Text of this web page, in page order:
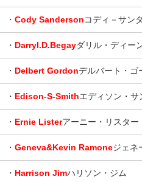
・ Cody Sandersonコディ－サン
・ Darryl.D.Begayダリル・ディー
・ Delbert Gordonデルバート・ゴ
・ Edison-S-Smithエディソン・サ
・ Ernie Listerアーニー・リスター
・ Geneva&Kevin Ramoneジェネ
・ Harrison Jimハリソン・ジム